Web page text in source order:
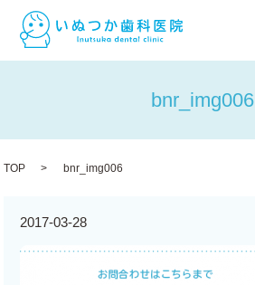
bnr_img006
TOP bnr_img006
2017-03-28